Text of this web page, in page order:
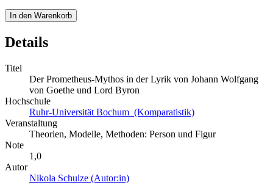
In den Warenkorb
Details
Titel
Der Prometheus-Mythos in der Lyrik von Johann Wolfgang
von Goethe und Lord Byron
Hochschule
Ruhr-Universität Bochum (Komparatistik)
Veranstaltung
Theorien, Modelle, Methoden: Person und Figur
Note
1,0
Autor
Nikola Schulze (Autor:in)